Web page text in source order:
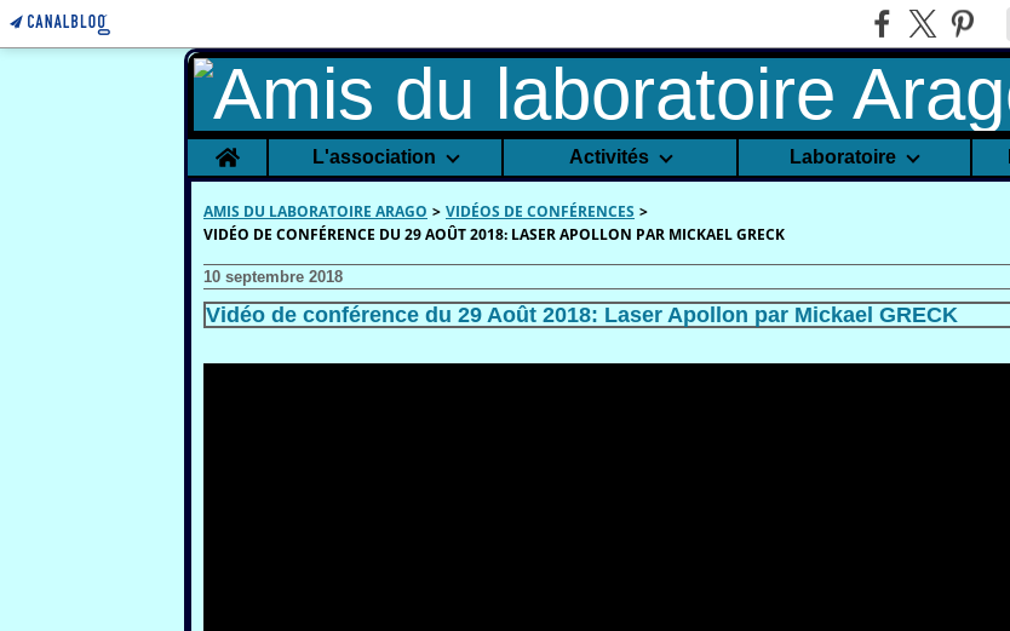
Home L'association Activités Laboratoire
AMIS DU LABORATOIRE ARAGO > VIDÉOS DE CONFÉRENCES >
VIDÉO DE CONFÉRENCE DU 29 AOÛT 2018: LASER APOLLON PAR MICKAEL GRECK
10 septembre 2018
Vidéo de conférence du 29 Août 2018: Laser Apollon par Mickael GRECK